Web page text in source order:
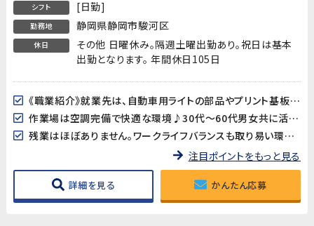
シフト [日勤]
勤務地 静岡県静岡市駿河区
休日
その他 日曜休み。隔週土曜出勤あり。祝日は基本
出勤となります。 年間休日105日
《職業紹介》就業先は、自動車用ライトの部品やプリント基板用端子などを製造している企業です。長期的に安定した就業が見込めます!
作業場は空調完備で快適な環境♪30代～60代男女共に活躍中!
残業はほぼありません。ワークライフバランスも取り易い環境です。
注目ポイントをもっと見る
詳細を見る かんたん応募